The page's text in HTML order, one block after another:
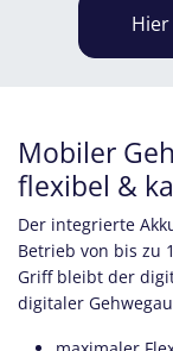
Mobiler
flexibel &
Der integrierte
Betrieb von bis zu
Griff bleibt der
digitaler